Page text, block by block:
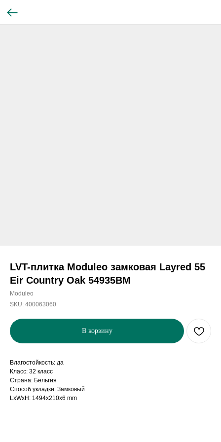
LVT-плитка Moduleo замковая Layred 55
Eir Country Oak 54935BM
Moduleo
SKU: 400063060
В корзину
Влагостойкость: да
Класс: 32 класс
Страна: Бельгия
Способ укладки: Замковый
LxWxH: 1494x210x6 mm